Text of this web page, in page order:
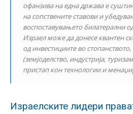
офанзива на една држава е
на сопствените ставови и
воспоставувањето билатерални
Израел може да донесе квантен
од инвестициите во
(земјоделство, индустрија,
пристап кон технологии и
Израелските лидери